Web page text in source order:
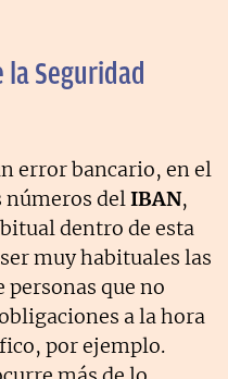
la Seguridad
error bancario, en el
números delIBAN,
dentro de esta
muy habituales las
que no
a la hora
por ejemplo.